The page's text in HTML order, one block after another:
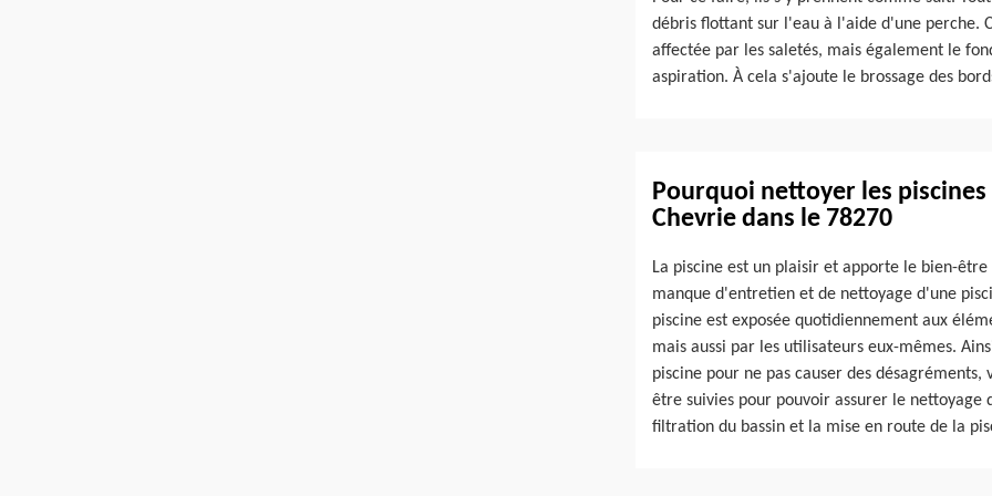
débris flottant sur l'eau à l'aide d'une perche.
affectée par les saletés, mais également le
aspiration. À cela s'ajoute le brossage des
Pourquoi nettoyer les
Chevrie dans le 78270
La piscine est un plaisir et apporte le bien-
manque d'entretien et de nettoyage d'une
piscine est exposée quotidiennement aux
mais aussi par les utilisateurs eux-mêmes.
piscine pour ne pas causer des
être suivies pour pouvoir assurer le
filtration du bassin et la mise en route de la